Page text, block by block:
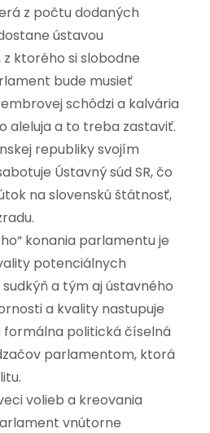
z počtu dodaných
ústavou
ktorého si slobodne
bude musieť
schôdzi a kalvária
aleluja a to treba zastaviť.
republiky svojím
Ústavný súd SR, čo
na slovenskú štátnosť,
konania parlamentu je
potenciálnych
a tým aj ústavného
a kvality nastupuje
formálna politická číselná
parlamentom, ktorá
volieb a kreovania
vnútorne